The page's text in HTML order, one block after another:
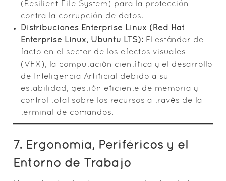
(Resilient File System) para la protección
contra la corrupción de datos.
Distribuciones Enterprise Linux (Red Hat
Enterprise Linux, Ubuntu LTS): El estándar de
facto en el sector de los efectos visuales
(VFX), la computación científica y el desarrollo
de Inteligencia Artificial debido a su
estabilidad, gestión eficiente de memoria y
control total sobre los recursos a través de la
terminal de comandos.
7. Ergonomía, Periféricos y el
Entorno de Trabajo